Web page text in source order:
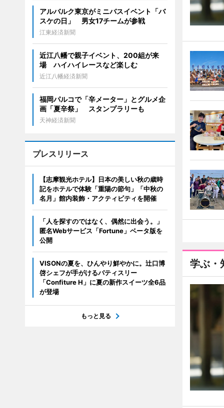
学ぶ・
アルバルク東京がミニバスイベント「バ
スケの日」 男女17チームが参戦
江東経済新聞
近江八幡で親子イベント、200組が来
場 ハイハイレースなど楽しむ
近江八幡経済新聞
福岡パルコで「辛メーター」とグルメ企
画「夏辛祭」 スタンプラリーも
天神経済新聞
プレスリリース
【志摩観光ホテル】日本の美しい秋の歳時
記をホテルで体験「重陽の節句」「中秋の
名月」館内装飾・アクティビティを開催
「人を探すのではなく、偶然に出会う。」
匿名Webサービス「Fortune」ベータ版を
公開
VISONの夏を、ひんやり鮮やかに。辻口博
啓シェフが手がけるパティスリー
「Confiture H」に夏の新作スイーツ全6品
が登場
もっと見る